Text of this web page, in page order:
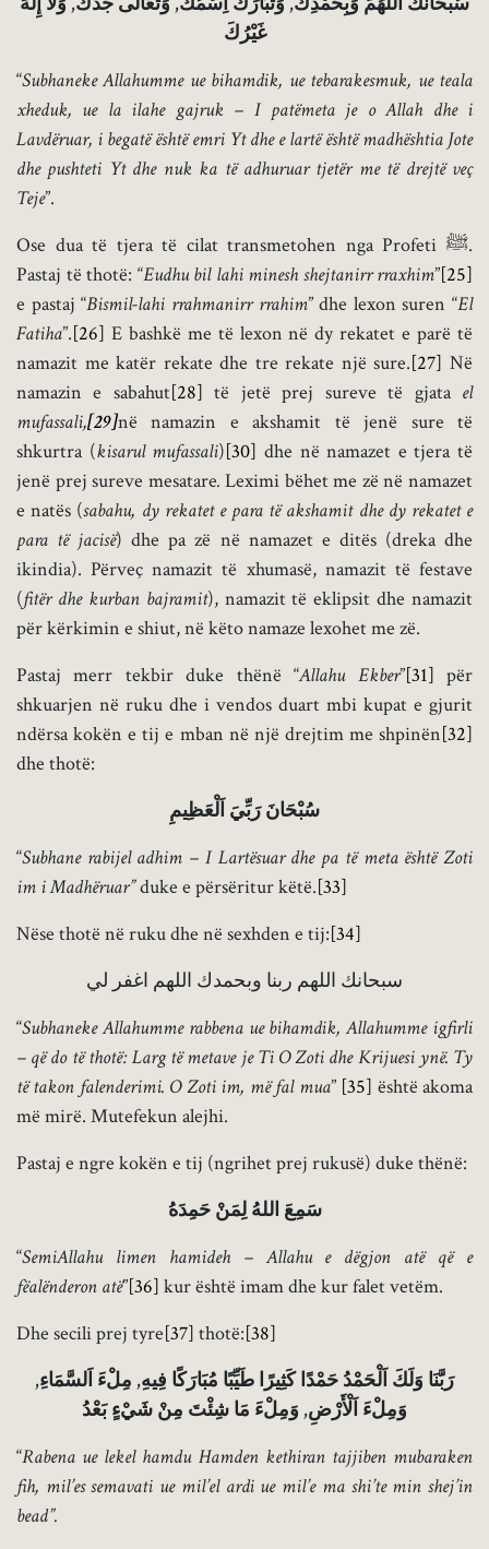
غَيْرُكَ
“Subhaneke Allahumme ue bihamdik, ue tebarakesmuk, ue teala
xheduk, ue la ilahe gajruk – I patëmeta je o Allah dhe i
Lavdëruar, i begatë është emri Yt dhe e lartë është madhështia Jote
dhe pushteti Yt dhe nuk ka të adhuruar tjetër me të drejtë veç
Teje”.
Ose dua të tjera të cilat transmetohen nga Profeti ﷺ.
Pastaj të thotë: “Eudhu bil lahi minesh shejtanirr rraxhim”[25]
e pastaj “Bismil-lahi rrahmanirr rrahim” dhe lexon suren “El
Fatiha”.[26] E bashkë me të lexon në dy rekatet e parë të
namazit me katër rekate dhe tre rekate një sure.[27] Në
namazin e sabahut[28] të jetë prej sureve të gjata el
mufassali,[29]në namazin e akshamit të jenë sure të
shkurtra (kisarul mufassali)[30] dhe në namazet e tjera të
jenë prej sureve mesatare. Leximi bëhet me zë në namazet
e natës (sabahu, dy rekatet e para të akshamit dhe dy rekatet e
para të jacisë) dhe pa zë në namazet e ditës (dreka dhe
ikindia). Përveç namazit të xhumasë, namazit të festave
(fitër dhe kurban bajramit), namazit të eklipsit dhe namazit
për kërkimin e shiut, në këto namaze lexohet me zë.
Pastaj merr tekbir duke thënë “Allahu Ekber”[31] për
shkuarjen në ruku dhe i vendos duart mbi kupat e gjurit
ndërsa kokën e tij e mban në një drejtim me shpinën[32]
dhe thotë:
سُبْحَانَ رَبِّيَ اَلْعَظِيمِ
“Subhane rabijel adhim – I Lartësuar dhe pa të meta është Zoti
im i Madhëruar”duke e përsëritur këtë.[33]
Nëse thotë në ruku dhe në sexhden e tij:[34]
سبحانك اللهم ربنا وبحمدك اللهم اغفر لي
“Subhaneke Allahumme rabbena ue bihamdik, Allahumme igfirli
– që do të thotë: Larg të metave je Ti O Zoti dhe Krijuesi ynë. Ty
të takon falenderimi. O Zoti im, më fal mua” [35] është akoma
më mirë. Mutefekun alejhi.
Pastaj e ngre kokën e tij (ngrihet prej rukusë) duke thënë:
سَمِعَ اللهُ لِمَنْ حَمِدَهُ
“SemiAllahu limen hamideh – Allahu e dëgjon atë që e
fëalënderon atë”[36] kur është imam dhe kur falet vetëm.
Dhe secili prej tyre[37] thotë:[38]
رَبَّنَا وَلَكَ اَلْحَمْدُ حَمْدًا كَثِيرًا طَيِّبًا مُبَارَكًا فِيهِ, مِلْءَ اَلسَّمَاءِ,
وَمِلْءَ اَلْأَرْضِ, وَمِلْءَ مَا شِئْتَ مِنْ شَيْءٍ بَعْدُ
“Rabena ue lekel hamdu Hamden kethiran tajjiben mubaraken
fih, mil’es semavati ue mil’el ardi ue mil’e ma shi’te min shej’in
bead”.